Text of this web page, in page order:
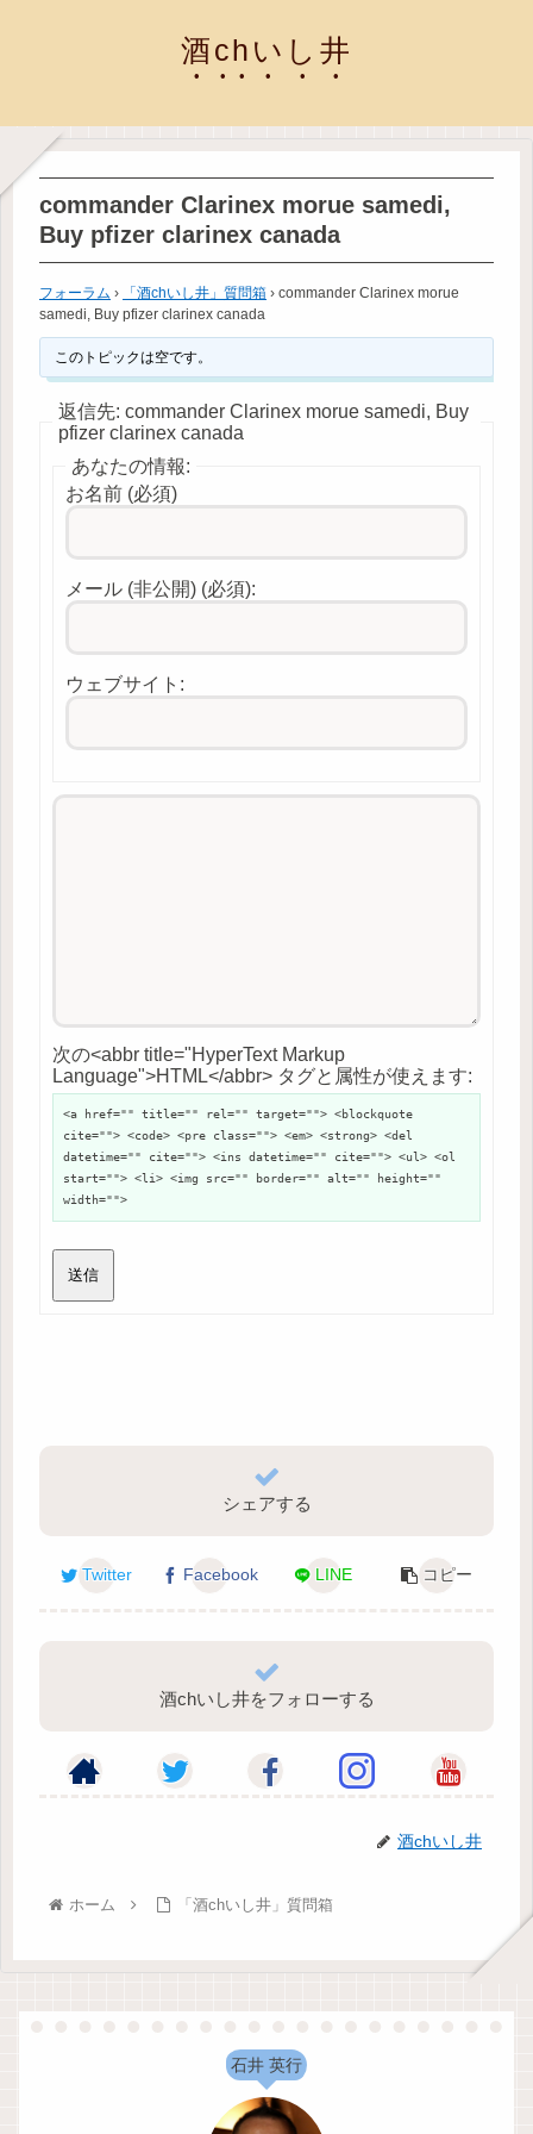
酒chいし井
commander Clarinex morue samedi,
Buy pfizer clarinex canada
フォーラム › 「酒chいし井」質問箱 › commander Clarinex morue
samedi, Buy pfizer clarinex canada
このトピックは空です。
返信先: commander Clarinex morue samedi, Buy
pfizer clarinex canada
あなたの情報:
お名前 (必須)
メール (非公開) (必須):
ウェブサイト:
次の<abbr title="HyperText Markup
Language">HTML</abbr> タグと属性が使えます:
<a href="" title="" rel="" target=""> <blockquote
cite=""> <code> <pre class=""> <em> <strong> <del
datetime="" cite=""> <ins datetime="" cite=""> <ul> <ol
start=""> <li> <img src="" border="" alt="" height=""
width="">
送信
シェアする
Twitter Facebook LINE コピー
酒chいし井をフォローする
酒chいし井
ホーム 「酒chいし井」質問箱
石井 英行